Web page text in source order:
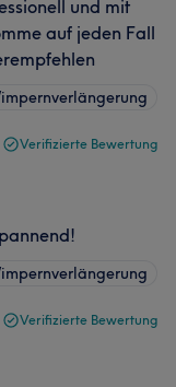
und mit
auf jeden Fall
Verifizierte Bewertung
Verifizierte Bewertung